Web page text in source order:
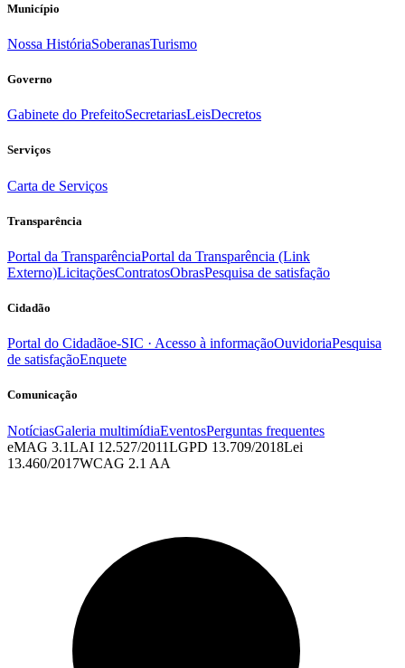
Município
Nossa HistóriaSoberanasTurismo
Governo
Gabinete do PrefeitoSecretariasLeisDecretos
Serviços
Carta de Serviços
Transparência
Portal da TransparênciaPortal da Transparência (Link
Externo)LicitaçõesContratosObrasPesquisa de satisfação
Cidadão
Portal do Cidadãoe-SIC · Acesso à informaçãoOuvidoriaPesquisa
de satisfaçãoEnquete
Comunicação
NotíciasGaleria multimídiaEventosPerguntas frequentes
eMAG 3.1LAI 12.527/2011LGPD 13.709/2018Lei
13.460/2017WCAG 2.1 AA